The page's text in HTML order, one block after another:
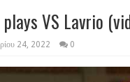
plays VS Lavrio
24, 2022 0